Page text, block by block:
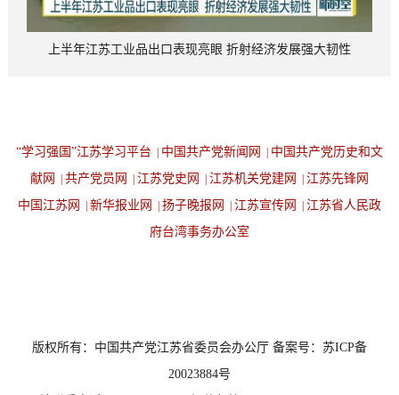
上半年江苏工业品出口表现亮眼 折射经济发展强大韧性
“学习强国”江苏学习平台 中国共产党新闻网
中国共产党历史和文
献网
共产党员网 江苏党史网 江苏机关党建网
江苏先锋网
中国江苏网
新华报业网 扬子晚报网 江苏宣传网
江苏省人民政
府台湾事务办公室
版权所有：中国共产党江苏省委员会办公厅 备案号：苏ICP备
20023884号